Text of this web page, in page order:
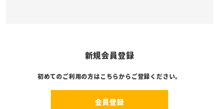
新規会員登録
初めてのご利用の方はこちらからご登録ください。
会員登録